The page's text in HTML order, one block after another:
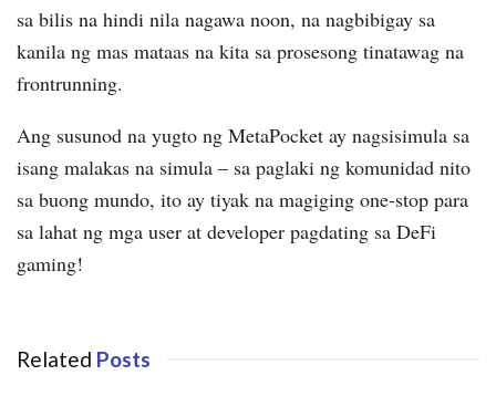
sa bilis na hindi nila nagawa noon, na nagbibigay sa
kanila ng mas mataas na kita sa prosesong tinatawag na
frontrunning.
Ang susunod na yugto ng MetaPocket ay nagsisimula sa
isang malakas na simula – sa paglaki ng komunidad nito
sa buong mundo, ito ay tiyak na magiging one-stop para
sa lahat ng mga user at developer pagdating sa DeFi
gaming!
Related Posts